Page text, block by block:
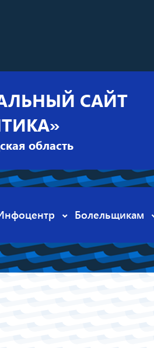
САЙТ
область
Болельщикам